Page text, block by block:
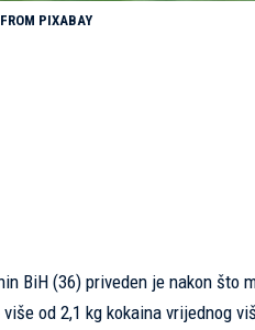
PIXABAY
BiH (36) priveden je nakon što
od 2,1 kg kokaina vrijednog